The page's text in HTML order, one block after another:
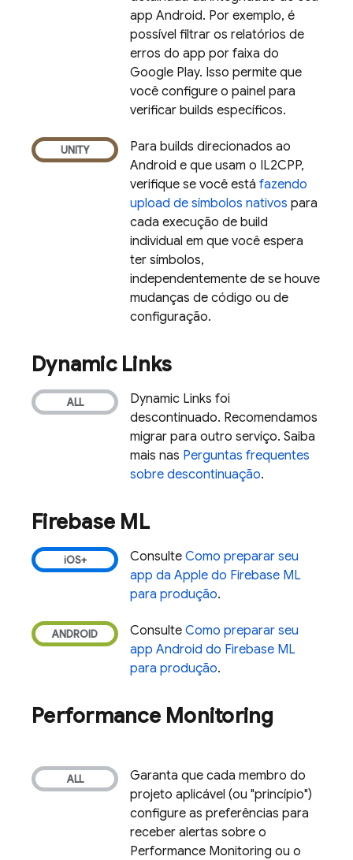
app Android. Por exemplo, é
possível filtrar os relatórios de
erros do app por faixa do
Google Play. Isso permite que
você configure o painel para
verificar builds específicos.
Para builds direcionados ao
Android e que usam o IL2CPP,
verifique se você está fazendo
upload de símbolos nativos para
cada execução de build
individual em que você espera
ter símbolos,
independentemente de se houve
mudanças de código ou de
configuração.
Dynamic Links
Dynamic Links foi
descontinuado. Recomendamos
migrar para outro serviço. Saiba
mais nas Perguntas frequentes
sobre descontinuação.
Firebase ML
Consulte Como preparar seu
app da Apple do Firebase ML
para produção.
Consulte Como preparar seu
app Android do Firebase ML
para produção.
Performance Monitoring
Garanta que cada membro do
projeto aplicável (ou "princípio")
configure as preferências para
receber alertas sobre o
Performance Monitoring ou o